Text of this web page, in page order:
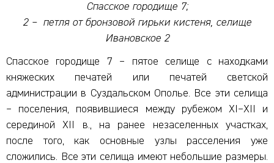
Спасское городище 7;
2 – петля от бронзовой гирьки кистеня, селище
Ивановское 2
Спасское городище 7 – пятое селище с находками
княжеских печатей или печатей светской
администрации в Суздальском Ополье. Все эти селища
– поселения, появившиеся между рубежом XI–XII и
серединой XII в., на ранее незаселенных участках,
после того, как основные узлы расселения уже
сложились. Все эти селища имеют небольшие размеры.